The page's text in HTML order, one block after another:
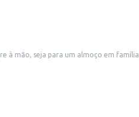
à mão, seja para um almoço em